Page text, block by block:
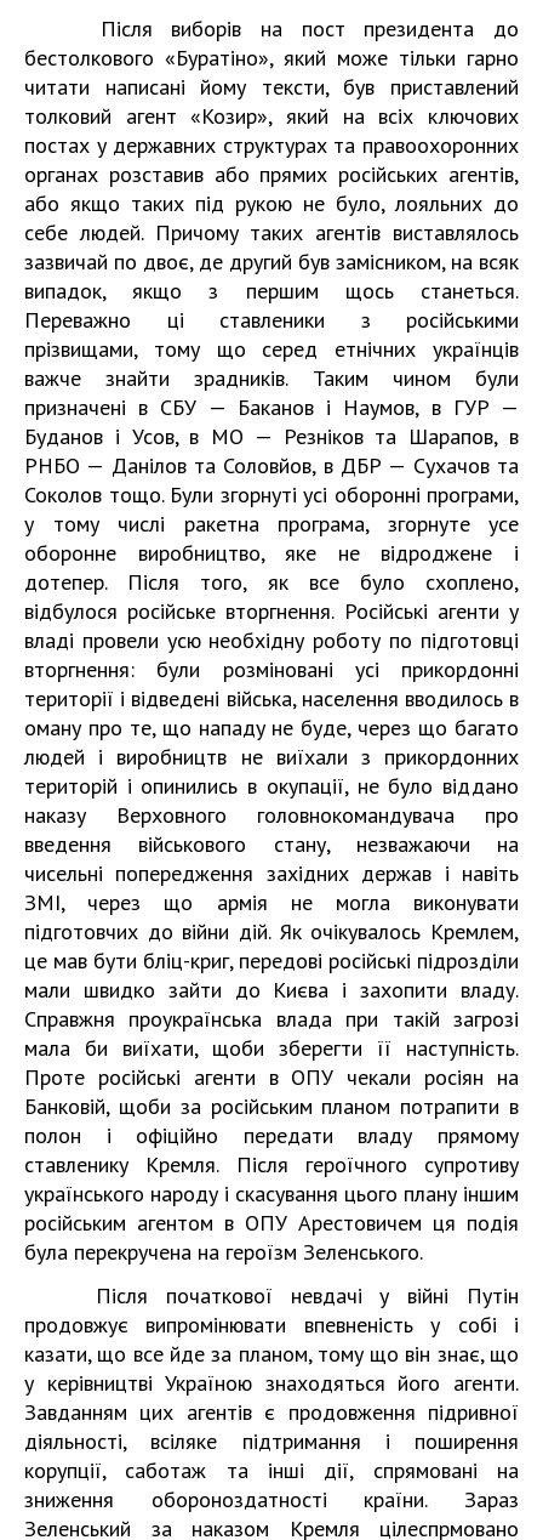
Після виборів на пост президента до
бестолкового «Буратіно», який може тільки гарно
читати написані йому тексти, був приставлений
толковий агент «Козир», який на всіх ключових
постах у державних структурах та правоохоронних
органах розставив або прямих російських агентів,
або якщо таких під рукою не було, лояльних до
себе людей. Причому таких агентів виставлялось
зазвичай по двоє, де другий був замісником, на всяк
випадок, якщо з першим щось станеться.
Переважно ці ставленики з російськими
прізвищами, тому що серед етнічних українців
важче знайти зрадників. Таким чином були
призначені в СБУ — Баканов і Наумов, в ГУР —
Буданов і Усов, в МО — Резніков та Шарапов, в
РНБО — Данілов та Соловйов, в ДБР — Сухачов та
Соколов тощо. Були згорнуті усі оборонні програми,
у тому числі ракетна програма, згорнуте усе
оборонне виробництво, яке не відроджене і
дотепер. Після того, як все було схоплено,
відбулося російське вторгнення. Російські агенти у
владі провели усю необхідну роботу по підготовці
вторгнення: були розміновані усі прикордонні
території і відведені війська, населення вводилось в
оману про те, що нападу не буде, через що багато
людей і виробництв не виїхали з прикордонних
територій і опинились в окупації, не було віддано
наказу Верховного головнокомандувача про
введення військового стану, незважаючи на
чисельні попередження західних держав і навіть
ЗМІ, через що армія не могла виконувати
підготовчих до війни дій. Як очікувалось Кремлем,
це мав бути бліц-криг, передові російські підрозділи
мали швидко зайти до Києва і захопити владу.
Справжня проукраїнська влада при такій загрозі
мала би виїхати, щоби зберегти її наступність.
Проте російські агенти в ОПУ чекали росіян на
Банковій, щоби за російським планом потрапити в
полон і офіційно передати владу прямому
ставленику Кремля. Після героїчного супротиву
українського народу і скасування цього плану іншим
російським агентом в ОПУ Арестовичем ця подія
була перекручена на героїзм Зеленського.
Після початкової невдачі у війні Путін
продовжує випромінювати впевненість у собі і
казати, що все йде за планом, тому що він знає, що
у керівництві Україною знаходяться його агенти.
Завданням цих агентів є продовження підривної
діяльності, всіляке підтримання і поширення
корупції, саботаж та інші дії, спрямовані на
зниження обороноздатності країни. Зараз
Зеленський за наказом Кремля цілеспрмовано